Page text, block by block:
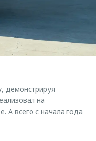
демонстрируя
на
А всего с начала года